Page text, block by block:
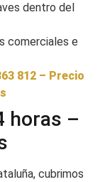
dentro del
comerciales e
812 – Precio
horas –
cubrimos